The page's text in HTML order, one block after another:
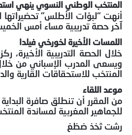
المنتخب الوطني النسوي ينهي
أنهت “لبؤات الأطلس” تحضيراتها
آخر حصة تدريبية مساء أمس
اللمسات الأخيرة لخورخي فيلدا
خلال الحصة التدريبية الأخيرة،
ويسعى المدرب الإسباني من خلال
المنتخب للاستحقاقات القارية
موعد اللقاء
من المقرر أن تنطلق صافرة
للجماهير المغربية لمساندة
رشت ثخذ ضظغ